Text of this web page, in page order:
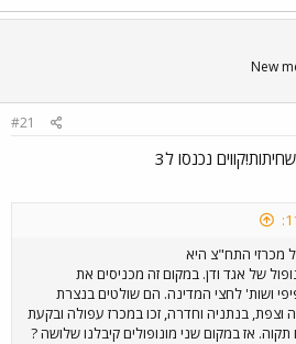
New
#21
נכנסו ל3
מכרזי התח"צ היא
של אגד ודן. במקום זה מכניסים את
ושות' לחצי המדינה. הם שולטים בנצרת
וצפת, בנתניה וחדרה, זכו במכרז עפולה ובקעת
תקוה. אז במקום שני מונופולים קיבלנו שלושה ?